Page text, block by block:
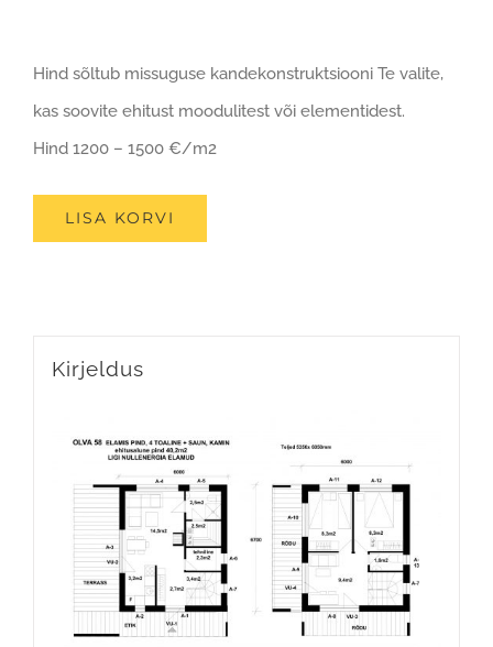
Hind sõltub missuguse kandekonstruktsiooni Te valite,
kas soovite ehitust moodulitest või elementidest.
Hind 1200 – 1500 €/m2
LISA KORVI
Kirjeldus